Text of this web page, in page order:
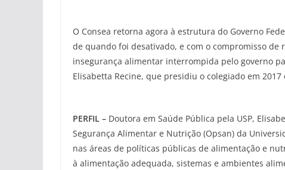
O Consea retorna agora à estrutura do Governo
de quando foi desativado, e com o compromisso
insegurança alimentar interrompida pelo governo
Elisabetta Recine, que presidiu o colegiado em
PERFIL – Doutora em Saúde Pública pela USP,
Segurança Alimentar e Nutrição (Opsan) da
nas áreas de políticas públicas de alimentação e
à alimentação adequada, sistemas e ambientes